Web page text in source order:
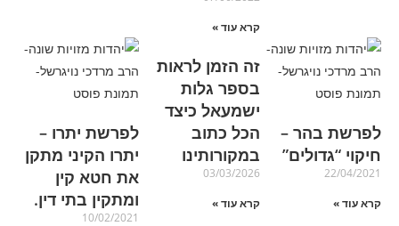
קרא עוד »
לפרשת בהר –
חיקוי “גדולים”
22/04/2021
קרא עוד »
זה הזמן לראות
בספר גלות
ישמעאל כיצד
הכל כתוב
במקורותינו
03/03/2026
קרא עוד »
לפרשת יתרו –
יתרו הקיני מתקן
את חטא קין
ומתקין בתי דין.
10/02/2021